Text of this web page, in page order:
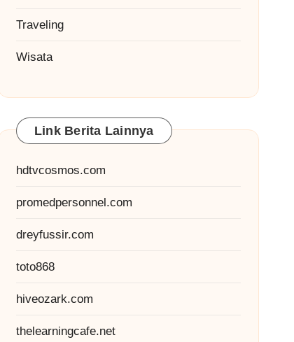
Traveling
Wisata
Link Berita Lainnya
hdtvcosmos.com
promedpersonnel.com
dreyfussir.com
toto868
hiveozark.com
thelearningcafe.net